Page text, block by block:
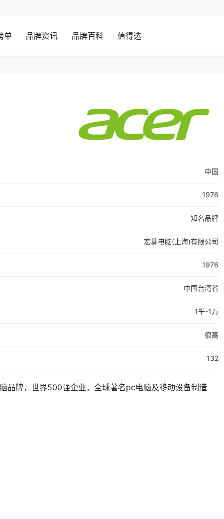
单 品牌资讯 品牌百科 值得选
中国
1976
知名品牌
宏碁电脑(上海)有限公司
1976
中国台湾省
1千-1万
很高
132
品牌，世界500强企业，全球著名pc电脑及移动设备制造